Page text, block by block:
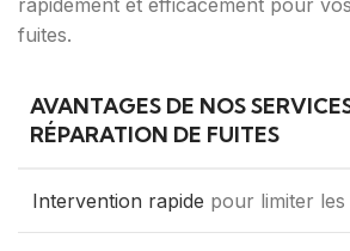
rapidement et efficacement pour
fuites.
AVANTAGES DE NOS
RÉPARATION DE FUITES
Intervention rapide pour limiter les